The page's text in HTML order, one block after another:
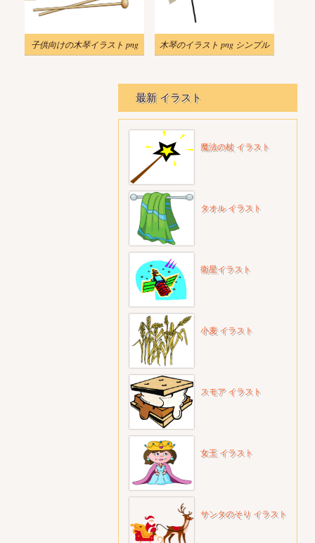
子供向けの木琴イラスト png 木琴のイラスト png シンプル
最新 イラスト
魔法の杖 イラスト
タオル イラスト
衛星イラスト
小麦 イラスト
スモア イラスト
女王 イラスト
サンタのそり イラスト